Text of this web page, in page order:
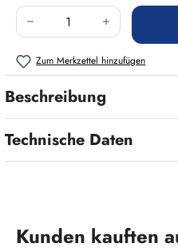
Produkt Anzahl: Gib
Zum Merkzettel hinzufügen
Beschreibung
Technische Daten
Produktgalerie überspringen
Kunden kauften